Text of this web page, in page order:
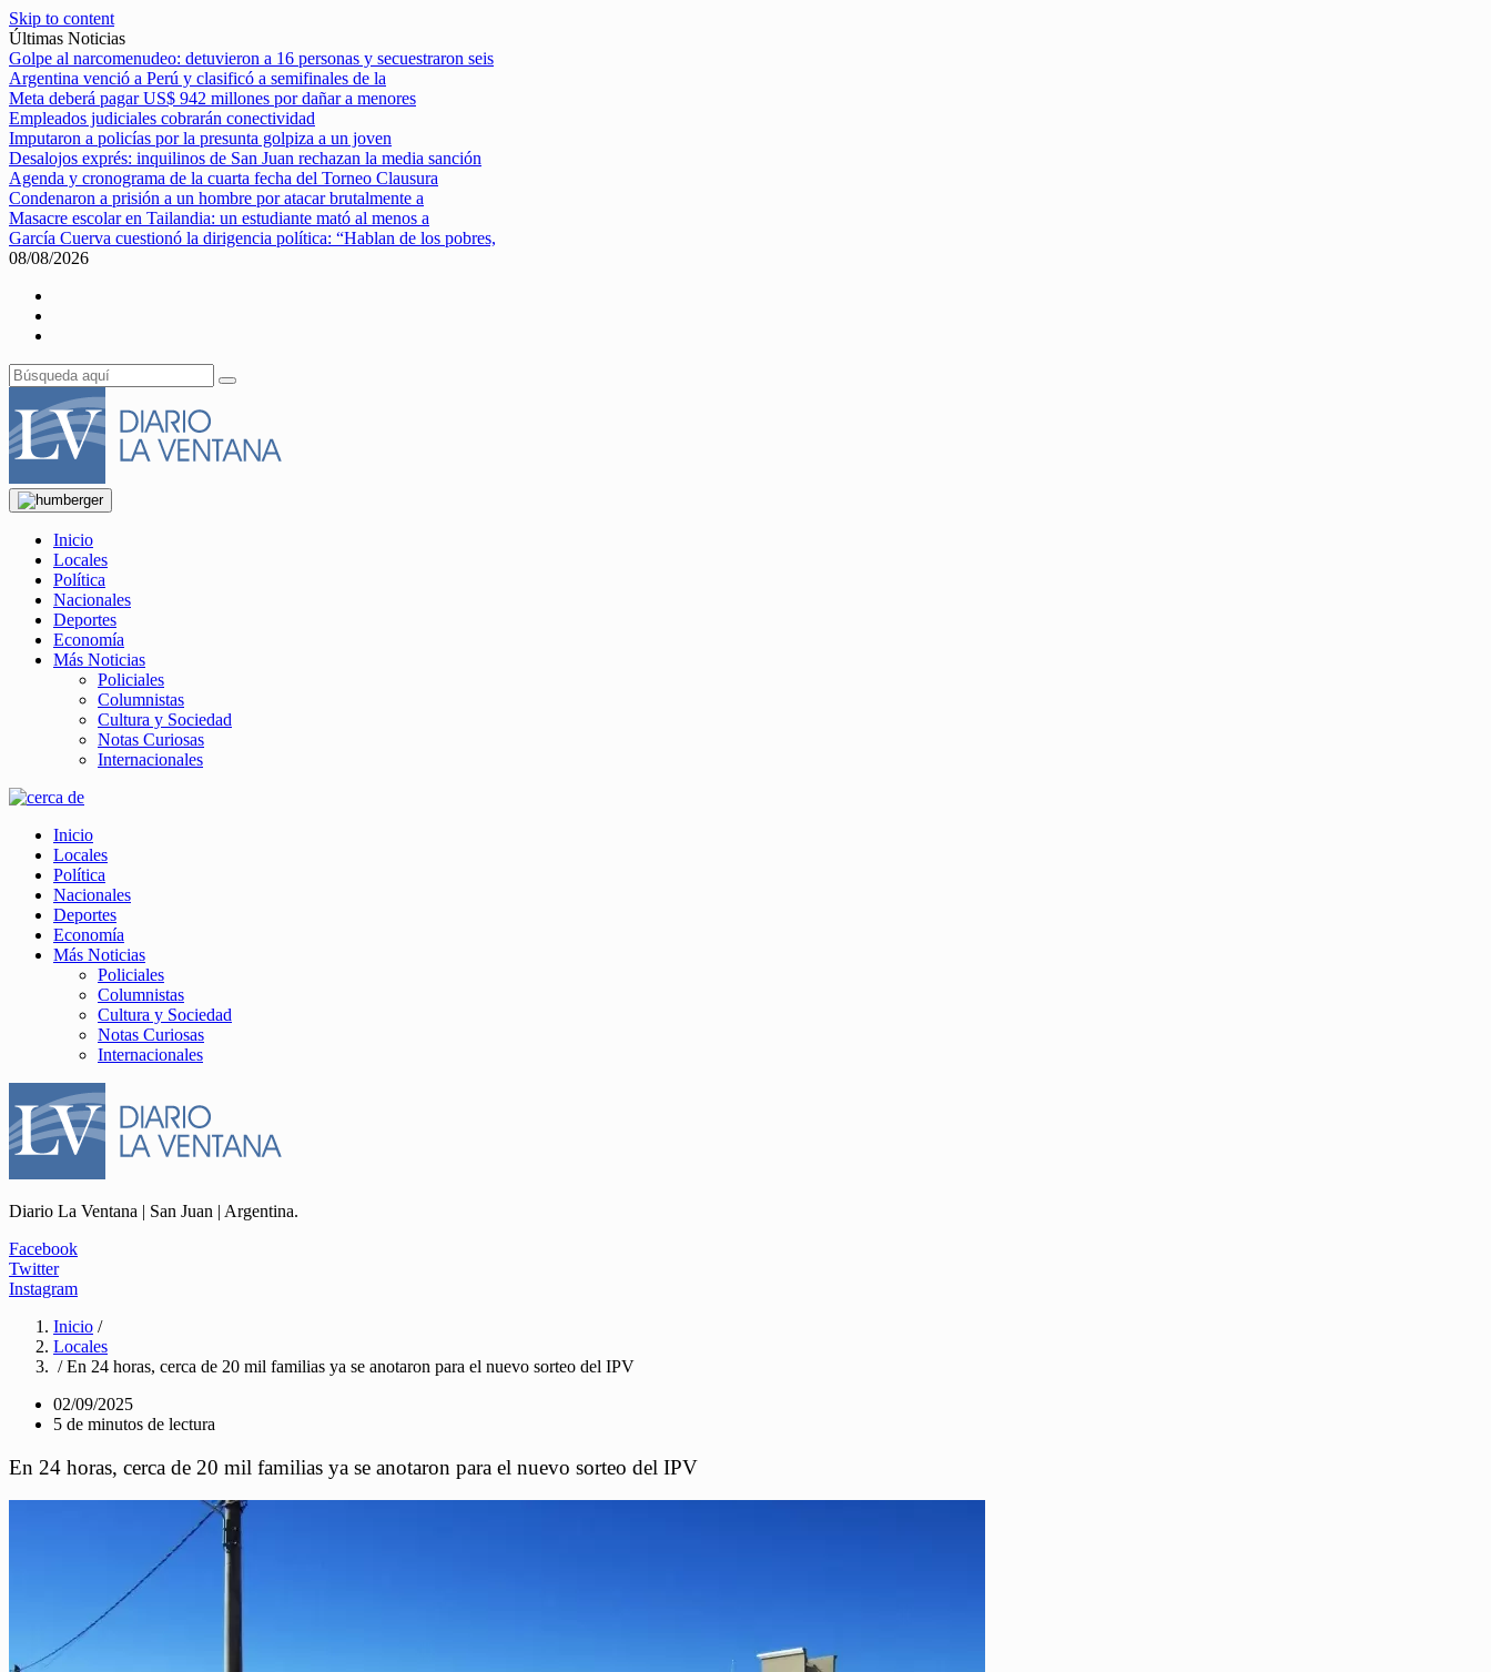
Skip to content
Últimas Noticias
Golpe al narcomenudeo: detuvieron a 16 personas y secuestraron seis
Argentina venció a Perú y clasificó a semifinales de la
Meta deberá pagar US$ 942 millones por dañar a menores
Empleados judiciales cobrarán conectividad
Imputaron a policías por la presunta golpiza a un joven
Desalojos exprés: inquilinos de San Juan rechazan la media sanción
Agenda y cronograma de la cuarta fecha del Torneo Clausura
Condenaron a prisión a un hombre por atacar brutalmente a
Masacre escolar en Tailandia: un estudiante mató al menos a
García Cuerva cuestionó la dirigencia política: “Hablan de los pobres,
08/08/2026
Inicio
Locales
Política
Nacionales
Deportes
Economía
Más Noticias
Policiales
Columnistas
Cultura y Sociedad
Notas Curiosas
Internacionales
Inicio
Locales
Política
Nacionales
Deportes
Economía
Más Noticias
Policiales
Columnistas
Cultura y Sociedad
Notas Curiosas
Internacionales
Diario La Ventana | San Juan | Argentina.
Facebook
Twitter
Instagram
Inicio /
Locales
/ En 24 horas, cerca de 20 mil familias ya se anotaron para el nuevo sorteo del IPV
02/09/2025
5 de minutos de lectura
En 24 horas, cerca de 20 mil familias ya se anotaron para el nuevo sorteo del IPV